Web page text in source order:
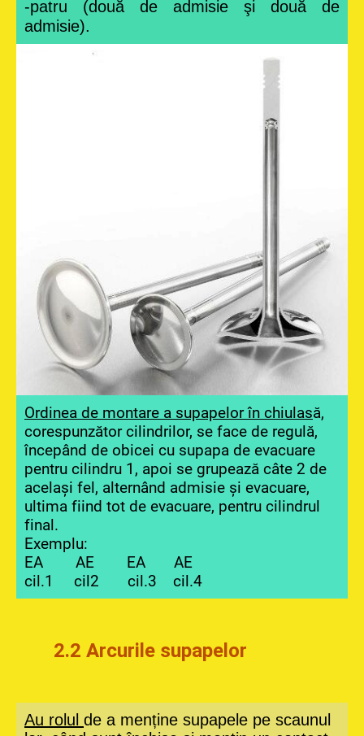
-patru (două de admisie şi două de
admisie).
Ordinea de montare a supapelor în chiulasă,
corespunzător cilindrilor, se face de regulă,
începând de obicei cu supapa de evacuare
pentru cilindru 1, apoi se grupează câte 2 de
același fel, alternând admisie și evacuare,
ultima fiind tot de evacuare, pentru cilindrul
final.
Exemplu:
EA AE EA AE
cil.1 cil2 cil.3 cil.4
2.2 Arcurile supapelor
Au rolul de a menține supapele pe scaunul